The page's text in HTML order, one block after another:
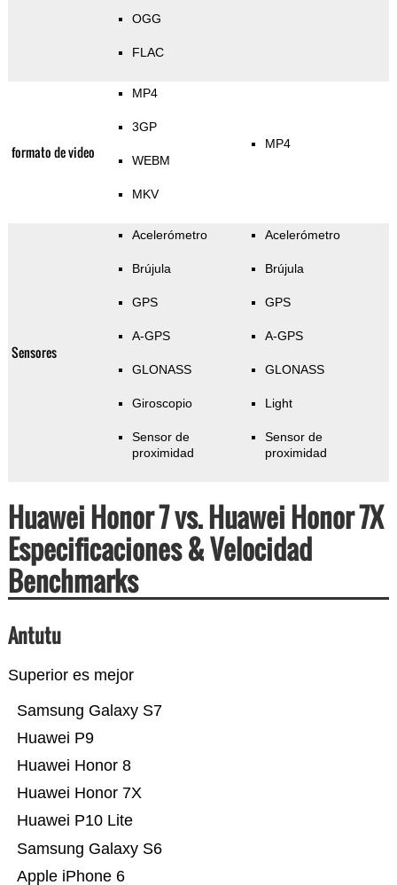
OGG
FLAC
formato de video
MP4
3GP
WEBM
MKV
MP4
Sensores
Acelerómetro
Brújula
GPS
A-GPS
GLONASS
Giroscopio
Sensor de
proximidad
Acelerómetro
Brújula
GPS
A-GPS
GLONASS
Light
Sensor de
proximidad
Huawei Honor 7 vs. Huawei Honor 7X
Especificaciones & Velocidad
Benchmarks
Antutu
Superior es mejor
Apple iPhone 6
Samsung Galaxy S6
Huawei P10 Lite
Huawei Honor 7X
Huawei Honor 8
Huawei P9
Samsung Galaxy S7